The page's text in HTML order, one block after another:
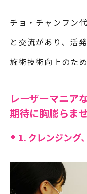
チョ・チャンフン
と交流があり、活
施術技術向上のた
レーザーマニア
期待に胸膨らま
1. クレンジング